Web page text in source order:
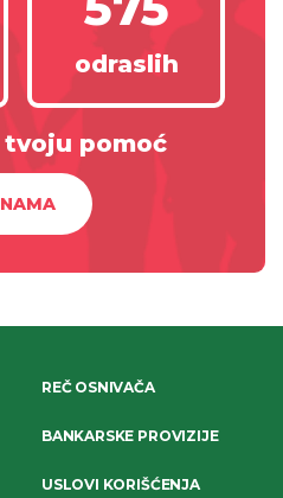
odraslih
tvoju pomoć
REČ OSNIVAČA
BANKARSKE PROVIZIJE
USLOVI KORIŠĆENJA